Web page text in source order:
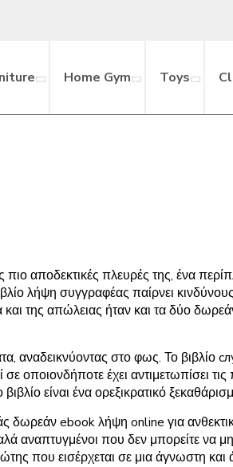
Home Gym Toys
πιο αποδεκτικές πλευρές της, ένα
λήψη συγγραφέας παίρνει
της απώλειας ήταν και τα δύο
στο φως. Το βιβλίο
οποιονδήποτε έχει αντιμετωπίσει
είναι ένα ορεξικρατικό
δωρεάν ebook λήψη online για
αναπτυγμένοι που δεν μπορείτε να
που εισέρχεται σε μια άγνωστη